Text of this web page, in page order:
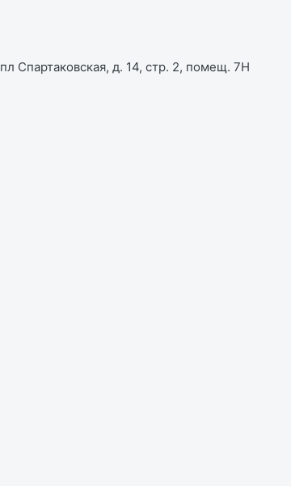
Спартаковская, д. 14, стр. 2, помещ. 7Н